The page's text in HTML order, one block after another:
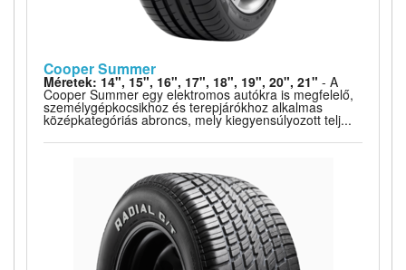
Cooper Summer
Méretek: 14", 15", 16", 17", 18", 19", 20", 21" - A
Cooper Summer egy elektromos autókra is megfelelő,
személygépkocsikhoz és terepjárókhoz alkalmas
középkategóriás abroncs, mely kiegyensúlyozott telj...